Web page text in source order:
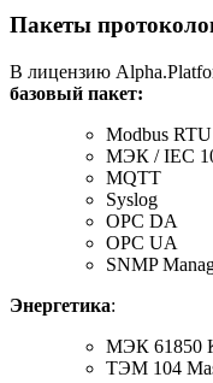
Пакеты
В лицензию
базовый пакет:
Modbus
МЭК / IEC
MQTT
Syslog
OPC DA
OPC UA
SNMP
Энергетика:
МЭК 61850
ТЭМ 104